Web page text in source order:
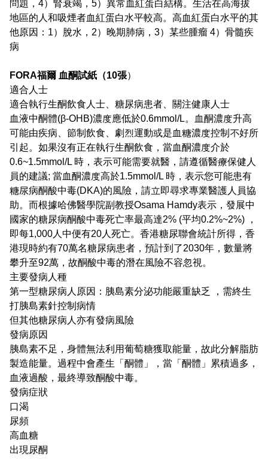
問題，4）腎衰竭，5）異常血紅蛋白結構。生活在高海拔
地區的人和吸煙者血紅蛋白水平較高。高血紅蛋白水平的其
他原因：1）脫水，2）晚期肺病，3）某些腫瘤 4）骨髓疾
病
FORA福爾 血酮試紙（10張）
適合人士
適合執行生酮飲食人士、糖尿病患者、關注健康人士
血液中酮體(β‐OHB)濃度應低於0.6mmol/L。血酮濃度升高
可能由疾病、節制飲食、劇烈運動或是血糖濃度控制不好所
引起。如果沒有正在執行生酮飲食，當血酮濃度介於
0.6~1.5mmol/L 時，表示可能需要就醫，請遵循醫療保健人
員的建議; 當血酮濃度高於1.5mmol/L 時，表示您可能患有
糖尿病酮酸中毒(DKA)的風險，請立即尋求專業醫護人員協
助。而根據哈佛醫學院副教授Osama Hamdy表示，發展中
國家的糖尿病酮酸中毒死亡率最高達2% (平均0.2%~2%) ，
即每1,000人中便有20人死亡。香港糖尿聯會統計所得，香
港現時約有70萬名糖尿病患者，預計到了2030年，數量將
攀升至92萬，故酮酸中毒的潛在風險不容忽視。
主要發病人種
第一型糖尿病人原因：胰島素分泌功能嚴重缺乏 ，需終生
打胰島素針控制病情
但其他糖尿病人亦有發病風險
發病原因
胰島素不足，身體無法利用葡萄糖獲取能量，故此分解脂肪
製造能量。過程中會產生「酮體」，當「酮體」累積過多，
血液過酸，最終導致酮酸中毒。
發病症狀
口渴
尿頻
高血糖
出現尿酮